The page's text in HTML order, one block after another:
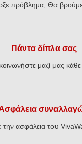
πρόβλημα; Θα
Πάντα δίπλα σας
μαζί μας
την ασφάλεια του